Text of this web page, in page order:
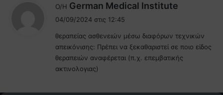
Ο/Η German Medical Institute
ι
04/09/2024 στις 12:45
θεραπείας ασθενειών μέσω διαφόρων τεχνικών
απεικόνισης: Πρέπει να ξεκαθαριστεί σε ποιο είδος
θεραπειών αναφέρεται (π.χ. επεμβατικής
ακτινολογιας)